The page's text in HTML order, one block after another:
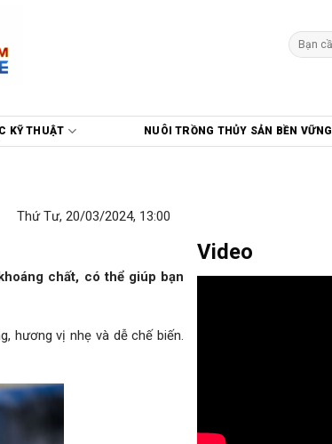
Tìm
kiếm:
KỸ THUẬT NUÔI TRỒNG THỦY SẢN BỀN VỮNG
Thứ Tư, 20/03/2024, 13:00
chất, có thể giúp bạn
hương vị nhẹ và dễ chế biến.
Video